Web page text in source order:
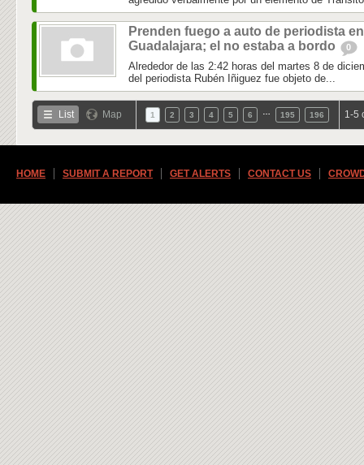
Prenden fuego a auto de periodista en
Guadalajara; el no estaba a bordo
0
Alrededor de las 2:42 horas del martes 8 de
del periodista Rubén Iñiguez fue objeto de...
List Map 1 2 3 4 5 6 195 196 1-5
HOME SUBMIT A REPORT GET ALERTS CONTACT US